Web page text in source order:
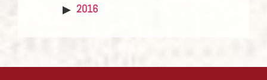
2016